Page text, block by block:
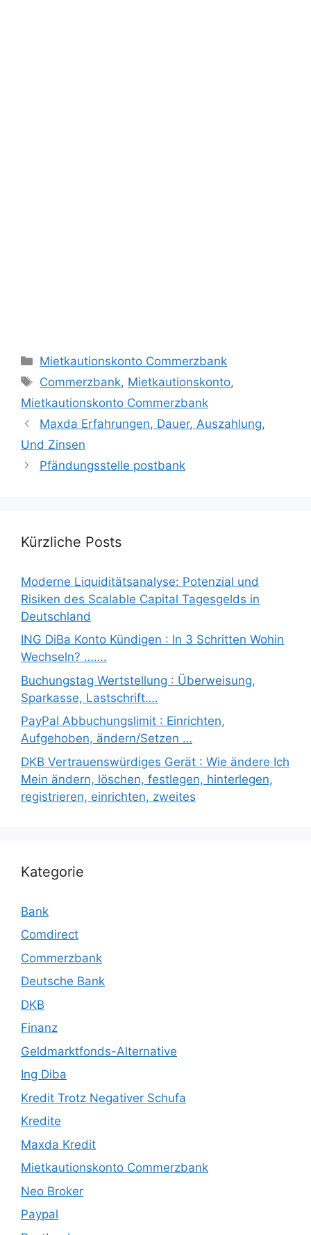
Categories
Mietkautionskonto Commerzbank
Tags
Commerzbank, Mietkautionskonto,
Mietkautionskonto Commerzbank
Maxda Erfahrungen, Dauer, Auszahlung,
Und Zinsen
Pfändungsstelle postbank
Kürzliche Posts
Moderne Liquiditätsanalyse: Potenzial und
Risiken des Scalable Capital Tagesgelds in
Deutschland
ING DiBa Konto Kündigen : In 3 Schritten Wohin
Wechseln? …….
Buchungstag Wertstellung : Überweisung,
Sparkasse, Lastschrift….
PayPal Abbuchungslimit : Einrichten,
Aufgehoben, ändern/Setzen …
DKB Vertrauenswürdiges Gerät : Wie ändere Ich
Mein ändern, löschen, festlegen, hinterlegen,
registrieren, einrichten, zweites
Kategorie
Bank
Comdirect
Commerzbank
Deutsche Bank
DKB
Finanz
Geldmarktfonds-Alternative
Ing Diba
Kredit Trotz Negativer Schufa
Kredite
Maxda Kredit
Mietkautionskonto Commerzbank
Neo Broker
Paypal